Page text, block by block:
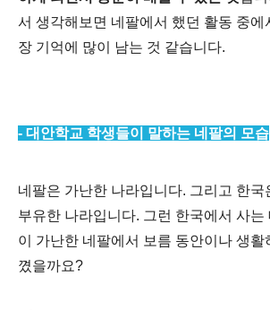
서 생각해보면 네팔에서 했던 활동 중에
장 기억에 많이 남는 것 같습니다.
- 대안학교 학생들이 말하는 네팔의 모습
네팔은 가난한 나라입니다. 그리고 한국
부유한 나라입니다. 그런 한국에서 사는
이 가난한 네팔에서 보름 동안이나 생활
꼈을까요?